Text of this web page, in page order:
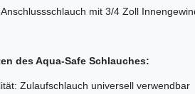
mit 3/4 Zoll
des Aqua-Safe Schlauches:
Zulaufschlauch universell verwendbar